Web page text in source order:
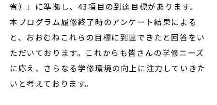
省）」に準拠し、43項目の到達目標があります。
本プログラム履修終了時のアンケート結果による
と、おおむねこれらの目標に到達できたと回答をい
ただいております。これからも皆さんの学修ニーズ
に応え、さらなる学修環境の向上に注力していきた
いと考えております。